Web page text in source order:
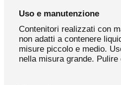
Uso e manutenzione
Contenitori realizzati con
non adatti a contenere
misure piccolo e medio.
nella misura grande. Pulire